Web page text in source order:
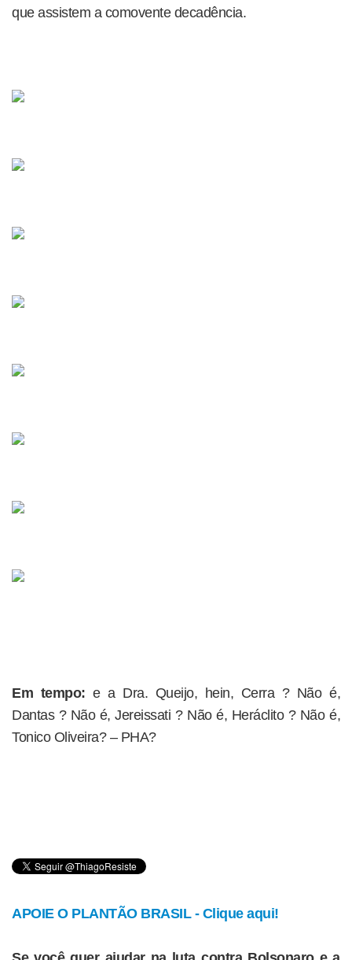
que assistem a comovente decadência.
Em tempo: e a Dra. Queijo, hein, Cerra ? Não é,
Dantas ? Não é, Jereissati ? Não é, Heráclito ? Não é,
Tonico Oliveira? – PHA?
APOIE O PLANTÃO BRASIL - Clique aqui!